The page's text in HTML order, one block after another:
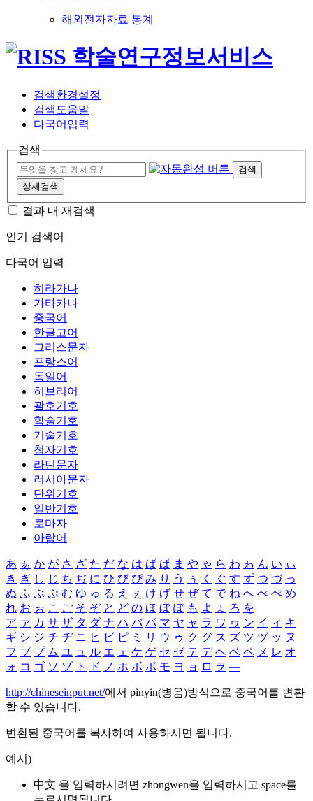
해외전자자료 통계
검색환경설정
검색도움말
다국어입력
검색
검색
상세검색
결과 내 재검색
인기 검색어
다국어 입력
히라가나
가타카나
중국어
한글고어
그리스문자
프랑스어
독일어
히브리어
괄호기호
학술기호
기술기호
첨자기호
라틴문자
러시아문자
단위기호
일반기호
로마자
아랍어
あ ぁ か が さ ざ た だ な は ば ぱ ま や ゃ ら わ ゎ ん い ぃ
き ぎ し じ ち ぢ に ひ び ぴ み り う ぅ く ぐ す ず つ づ っ
ぬ ふ ぶ ぷ む ゆ ゅ る え ぇ け げ せ ぜ て で ね へ べ ぺ め
れ お ぉ こ ご そ ぞ と ど の ほ ぼ ぽ も よ ょ ろ を
ア ァ カ サ ザ タ ダ ナ ハ バ パ マ ヤ ャ ラ ワ ヮ ン イ ィ キ
ギ シ ジ チ ヂ ニ ヒ ビ ピ ミ リ ウ ゥ ク グ ス ズ ツ ヅ ッ ヌ
フ ブ プ ム ユ ュ ル エ ェ ケ ゲ セ ゼ テ デ ヘ ベ ペ メ レ オ
ォ コ ゴ ソ ゾ ト ド ノ ホ ボ ポ モ ヨ ョ ロ ヲ ―
http://chineseinput.net/에서 pinyin(병음)방식으로 중국어를 변환
할 수 있습니다.
변환된 중국어를 복사하여 사용하시면 됩니다.
예시)
中文 을 입력하시려면 zhongwen을 입력하시고 space를